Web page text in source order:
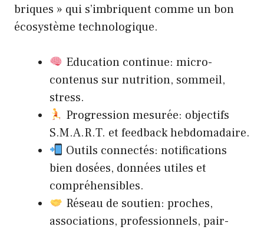
briques » qui s’imbriquent comme un bon
écosystème technologique.
Education continue: micro-
contenus sur nutrition, sommeil,
stress.
Progression mesurée: objectifs
S.M.A.R.T. et feedback hebdomadaire.
Outils connectés: notifications
bien dosées, données utiles et
compréhensibles.
Réseau de soutien: proches,
associations, professionnels, pair-